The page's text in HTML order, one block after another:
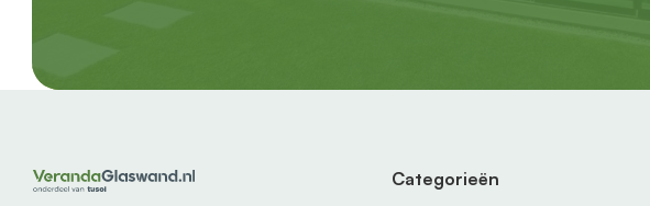
Categorieën